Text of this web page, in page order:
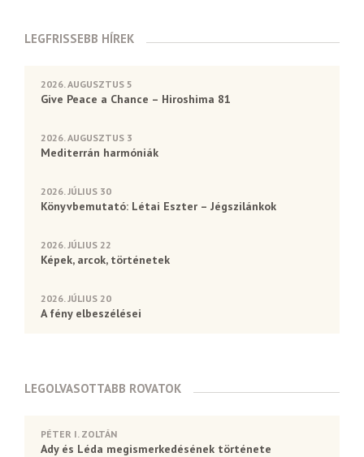
LEGFRISSEBB HÍREK
2026. AUGUSZTUS 5
Give Peace a Chance – Hiroshima 81
2026. AUGUSZTUS 3
Mediterrán harmóniák
2026. JÚLIUS 30
Könyvbemutató: Létai Eszter – Jégszilánkok
2026. JÚLIUS 22
Képek, arcok, történetek
2026. JÚLIUS 20
A fény elbeszélései
LEGOLVASOTTABB ROVATOK
PÉTER I. ZOLTÁN
Ady és Léda megismerkedésének története